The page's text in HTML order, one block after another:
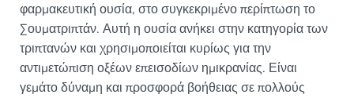
φαρμακευτική ουσία, στο συγκεκριμένο περίπτωση το
Σουματριπτάν. Αυτή η ουσία ανήκει στην κατηγορία των
τριπτανών και χρησιμοποιείται κυρίως για την
αντιμετώπιση οξέων επεισοδίων ημικρανίας. Είναι
γεμάτο δύναμη και προσφορά βοήθειας σε πολλούς